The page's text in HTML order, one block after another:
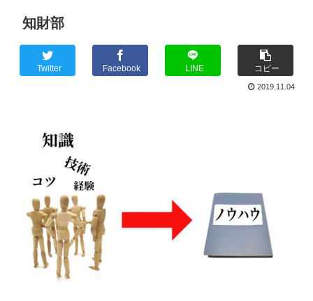
知財部
Twitter Facebook LINE コピー
2019.11.04